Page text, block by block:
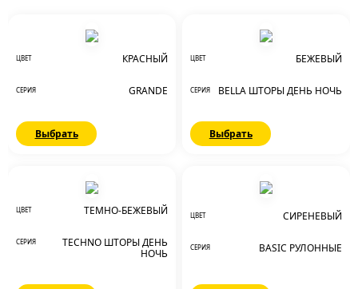
ЦВЕТ КРАСНЫЙ
СЕРИЯ GRANDE
Выбрать
ЦВЕТ БЕЖЕВЫЙ
СЕРИЯ BELLA ШТОРЫ ДЕНЬ НОЧЬ
Выбрать
ЦВЕТ ТЕМНО-БЕЖЕВЫЙ
СЕРИЯ
TECHNO ШТОРЫ ДЕНЬ
НОЧЬ
ЦВЕТ СИРЕНЕВЫЙ
СЕРИЯ BASIC РУЛОННЫЕ